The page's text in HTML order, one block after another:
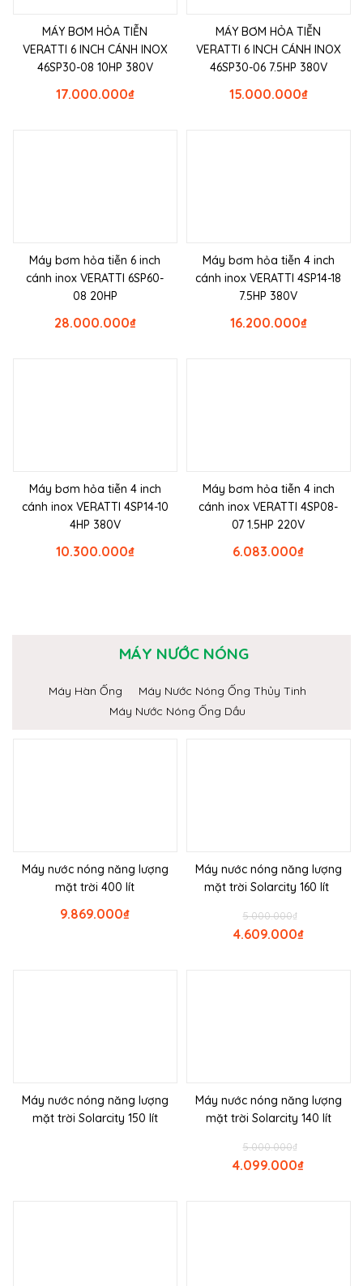
MÁY BƠM HỎA TIỄN
VERATTI 6 INCH CÁNH INOX
46SP30-08 10HP 380V
₫
17.000.000
MÁY BƠM HỎA TIỄN
VERATTI 6 INCH CÁNH INOX
46SP30-06 7.5HP 380V
₫
15.000.000
Máy bơm hỏa tiễn 6 inch
cánh inox VERATTI 6SP60-
08 20HP
₫
28.000.000
Máy bơm hỏa tiễn 4 inch
cánh inox VERATTI 4SP14-18
7.5HP 380V
₫
16.200.000
Máy bơm hỏa tiễn 4 inch
cánh inox VERATTI 4SP14-10
4HP 380V
₫
10.300.000
Máy bơm hỏa tiễn 4 inch
cánh inox VERATTI 4SP08-
07 1.5HP 220V
₫
6.083.000
MÁY NƯỚC NÓNG
Máy Hàn Ống
Máy Nước Nóng Ống Thủy Tinh
Máy Nước Nóng Ống Dầu
Máy nước nóng năng lượng
mặt trời 400 lít
₫
9.869.000
Máy nước nóng năng lượng
mặt trời Solarcity 160 lít
₫
5.000.000
₫
4.609.000
Máy nước nóng năng lượng
mặt trời Solarcity 150 lít
Máy nước nóng năng lượng
mặt trời Solarcity 140 lít
₫
5.000.000
₫
4.099.000